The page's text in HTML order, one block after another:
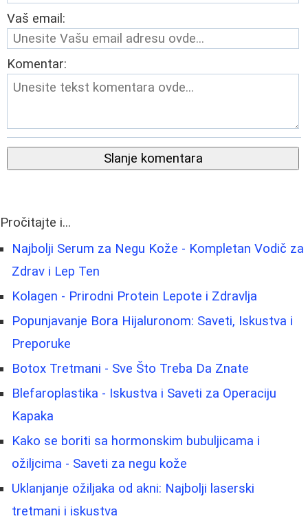
Vaš email:
Komentar:
Slanje komentara
Pročitajte i...
Najbolji Serum za Negu Kože - Kompletan Vodič za
Zdrav i Lep Ten
Kolagen - Prirodni Protein Lepote i Zdravlja
Popunjavanje Bora Hijaluronom: Saveti, Iskustva i
Preporuke
Botox Tretmani - Sve Što Treba Da Znate
Blefaroplastika - Iskustva i Saveti za Operaciju
Kapaka
Kako se boriti sa hormonskim bubuljicama i
ožiljcima - Saveti za negu kože
Uklanjanje ožiljaka od akni: Najbolji laserski
tretmani i iskustva